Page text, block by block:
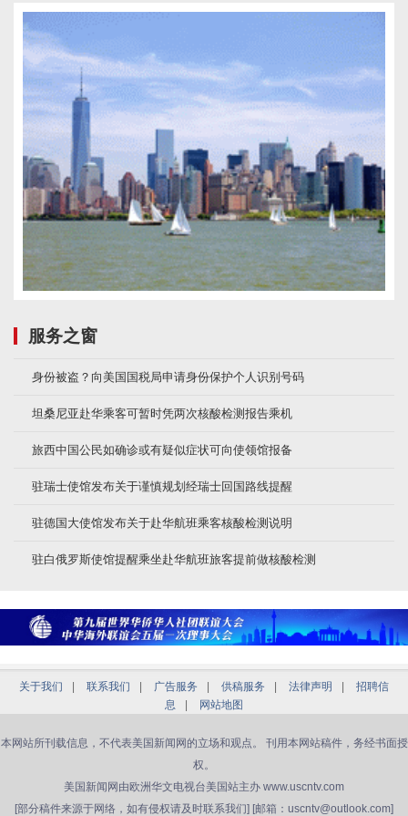
服务之窗
身份被盗？向美国国税局申请身份保护个人识别号码
坦桑尼亚赴华乘客可暂时凭两次核酸检测报告乘机
旅西中国公民如确诊或有疑似症状可向使领馆报备
驻瑞士使馆发布关于谨慎规划经瑞士回国路线提醒
驻德国大使馆发布关于赴华航班乘客核酸检测说明
驻白俄罗斯使馆提醒乘坐赴华航班旅客提前做核酸检测
关于我们 联系我们 广告服务 供稿服务 法律声明
招聘信
息
网站地图
本网站所刊载信息，不代表美国新闻网的立场和观点。 刊用本网站稿件，务经书面授
权。
美国新闻网由欧洲华文电视台美国站主办 www.uscntv.com
[部分稿件来源于网络，如有侵权请及时联系我们] [邮箱：uscntv@outlook.com]